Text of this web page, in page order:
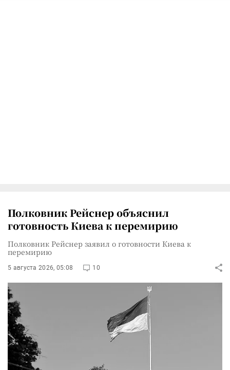
Полковник Рейснер объяснил
готовность Киева к перемирию
Полковник Рейснер заявил о готовности Киева к
перемирию
5 августа 2026, 05:08 10